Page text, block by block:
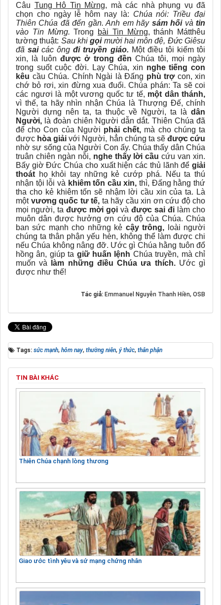
Câu Tung Hô Tin Mừng, mà các nhà phụng vụ đã
chọn cho ngày lễ hôm nay là: Chúa nói: Triều đại
Thiên Chúa đã đến gần. Anh em hãy sám hốivàtin
vào Tin Mừng.Trong bài Tin Mừng, thánh Mátthêu
tường thuật: Sau khigọimười hai môn đệ, Đức Giêsu
đãsaicác ôngđi truyền giáo. Một điều tôi kiếm tôi
xin, là luônđược ở trong đền Chúa tôi, mọi ngày
trong suốt cuộc đời. Lạy Chúa, xin nghe tiếng con
kêu cầu Chúa. Chính Ngài là Đấng phù trợcon, xin
chớ bỏ rơi, xin đừng xua đuổi. Chúa phán: Ta sẽ coi
các ngươi là một vương quốc tư tế, một dân thánh,
vì thế, ta hãy nhìn nhận Chúa là Thượng Đế, chính
Người dựng nên ta, ta thuộc về Người, ta là dân
Người, là đoàn chiên Người dẫn dắt. Thiên Chúa đã
để cho Con của Người phải chết, mà cho chúng ta
được hòa giải với Người, hẳn chúng ta sẽ được cứu
nhờ sự sống của Người Con ấy. Chúa thấy dân Chúa
truân chiên ngàn nỗi, nghe thấy lời cầu cứu van xin.
Bấy giờ Đức Chúa cho xuất hiện các thủ lãnh để giải
thoát họ khỏi tay những kẻ cướp phá. Nếu ta thú
nhận tội lỗi và khiêm tốn cầu xin, thì, Đấng hằng thứ
tha cho kẻ khiêm tốn sẽ nhậm lời cầu xin của ta. Là
một vương quốc tư tế, ta hãy cầu xin ơn cứu độ cho
mọi người, ta được mời gọi và được sai đi làm cho
muôn dân được hưởng ơn cứu độ của Chúa. Chúa
ban sức mạnh cho những kẻ cậy trông, loài người
chúng ta thân phận yếu hèn, không thể làm được chi
nếu Chúa không nâng đỡ. Ước gì Chúa hằng tuôn đổ
hồng ân, giúp ta giữ huấn lệnh Chúa truyền, mà chỉ
muốn và
làm những điều Chúa ưa thích. Ước gì
được như thế!
Tác giả: Emmanuel Nguyễn Thanh Hiền, OSB
Tags: sức mạnh, hôm nay, thường niên, ý thức, thân phận
TIN BÀI KHÁC
Thiên Chúa chạnh lòng thương
Giao ước tình yêu và sứ mạng chứng nhân